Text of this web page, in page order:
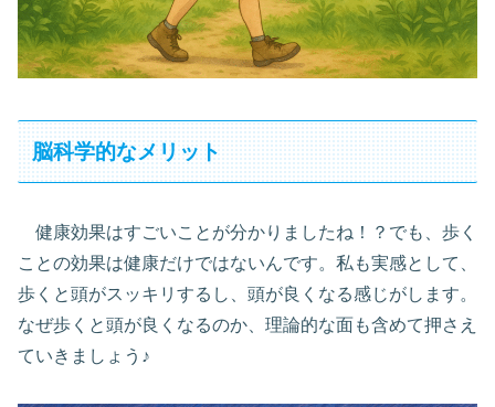
脳科学的なメリット
健康効果はすごいことが分かりましたね！？でも、歩く
ことの効果は健康だけではないんです。私も実感として、
歩くと頭がスッキリするし、頭が良くなる感じがします。
なぜ歩くと頭が良くなるのか、理論的な面も含めて押さえ
ていきましょう♪